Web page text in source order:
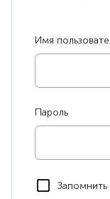
Имя
Пароль
Запомнить